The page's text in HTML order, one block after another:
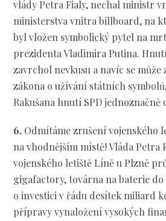
vlády Petra Fialy, nechal ministr
ministerstva vnitra billboard, na
byl vložen symbolický pytel na
prezidenta Vladimira Putina.
zavrchol nevkusu a navíc se
zákona o užívání státních
Rakušana hnutí SPD
6. Odmítáme zrušení vojenského
na vhodnějším místě! Vláda Petra
vojenského letiště Líně u Plzně
gigafactory, továrna na baterie
o investici v řádu desítek miliard
přípravy vynaložení vysokých